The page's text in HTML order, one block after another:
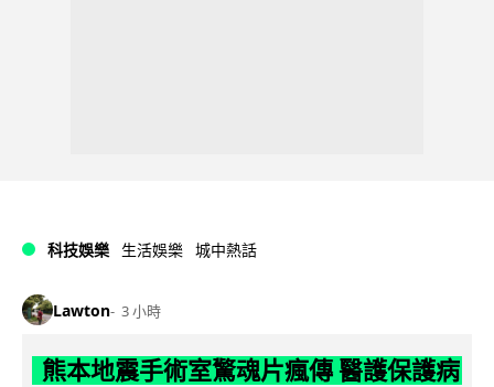
科技娛樂 生活娛樂 城中熱話
Lawton 3 小時
熊本地震手術室驚魂片瘋傳 醫護保護病